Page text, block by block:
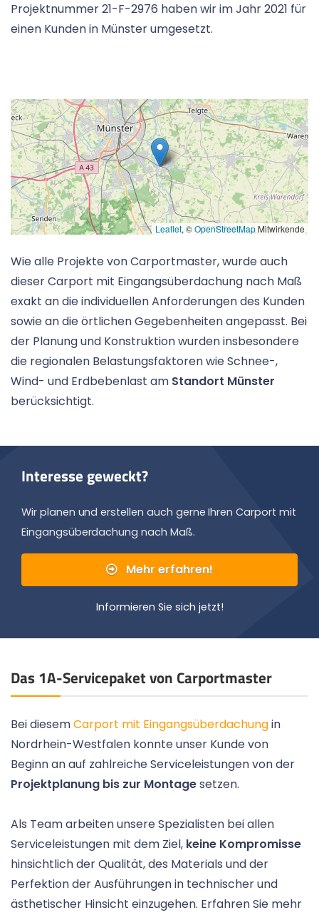
Projektnummer 21-F-2976 haben wir im Jahr 2021 für
einen Kunden in Münster umgesetzt.
Leaflet, ©OpenStreetMapMitwirkende
Wie alle Projekte von Carportmaster, wurde auch
dieser Carport mit Eingangsüberdachung nach Maß
exakt an die individuellen Anforderungen des Kunden
sowie an die örtlichen Gegebenheiten angepasst. Bei
der Planung und Konstruktion wurden insbesondere
die regionalen Belastungsfaktoren wie Schnee-,
Wind- und Erdbebenlast am Standort Münster
berücksichtigt.
Interesse geweckt?
Wir planen und erstellen auch gerne Ihren Carport mit
Eingangsüberdachung nach Maß.
Mehr erfahren!
Informieren Sie sich jetzt!
Das 1A-Servicepaket von Carportmaster
Bei diesemCarport mit Eingangsüberdachungin
Nordrhein-Westfalen konnte unser Kunde von
Beginn an auf zahlreiche Serviceleistungen von der
Projektplanung bis zur Montagesetzen.
Als Team arbeiten unsere Spezialisten bei allen
Serviceleistungen mit dem Ziel, keine Kompromisse
hinsichtlich der Qualität, des Materials und der
Perfektion der Ausführungen in technischer und
ästhetischer Hinsicht einzugehen. Erfahren Sie mehr